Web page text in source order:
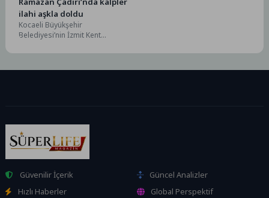
ilahi aşkla doldu
Kocaeli Büyükşehir
Belediyesi’nin İzmit Kent
Çadırı’nda tasavvuf müziği
Güvenilir İçerik
Güncel Analizler
Hızlı Haberler
Global Perspektif